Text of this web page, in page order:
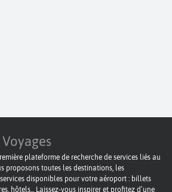
Voyages
plateforme de recherche de services liés au
proposons toutes les destinations, les
disponibles pour votre aéroport : billets
hôtels... Laissez-vous inspirer et profitez d’une